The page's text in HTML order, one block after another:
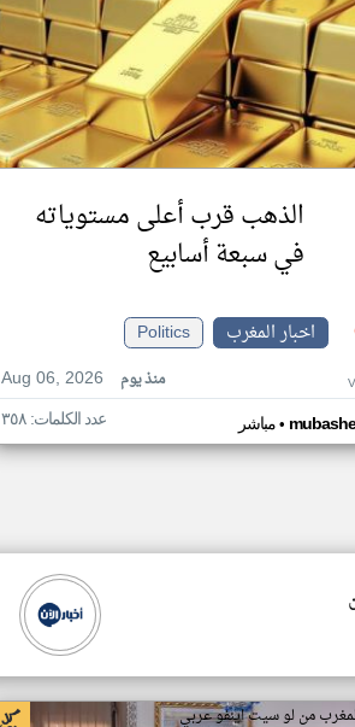
الذهب قرب أعلى مستوياته
في سبعة أسابيع
اخبار المغرب
Politics
Aug 06, 2026
منذ يوم
مباشر• عدد الكلمات: ٣٥٨
من لو سيت اينفو عربي